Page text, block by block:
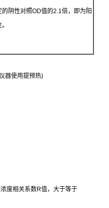
的阴性对照OD值的2.1倍，即为阳
器使用提预热)
度相关系数R值，大于等于